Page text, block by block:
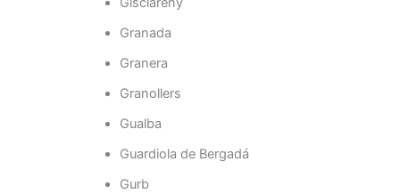
Granada
Granera
Granollers
Gualba
Guardiola de Bergadá
Gurb